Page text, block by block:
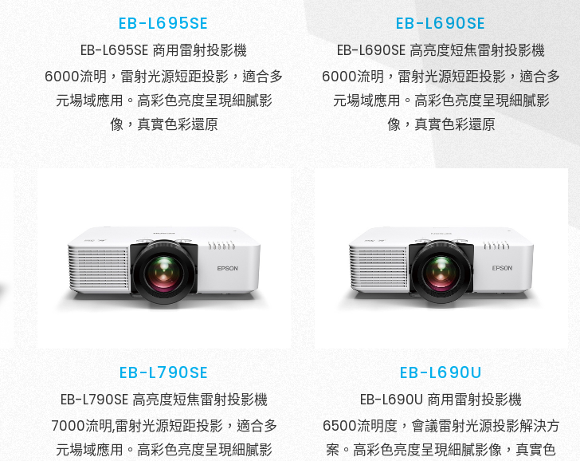
繫，謝謝!
EB-L695SE
EB-L695SE 商用雷射投影機
6000流明，雷射光源短距投影，適合多
元場域應用。高彩色亮度呈現細膩影
像，真實色彩還原
EB-L690SE
EB-L690SE 高亮度短焦雷射投影機
6000流明，雷射光源短距投影，適合多
元場域應用。高彩色亮度呈現細膩影
像，真實色彩還原
EB-L790SE
EB-L790SE 高亮度短焦雷射投影機
7000流明,雷射光源短距投影，適合多
元場域應用。高彩色亮度呈現細膩影
EB-L690U
EB-L690U 商用雷射投影機
6500流明度，會議雷射光源投影解決方
案。高彩色亮度呈現細膩影像，真實色